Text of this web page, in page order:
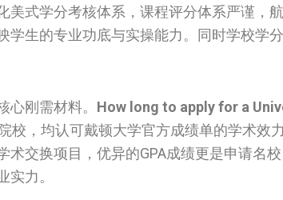
式学分考核体系，课程评分体系严谨，
生的专业功底与实操能力。同时学校学
刚需材料。 How long to apply for a
校，均认可戴顿大学官方成绩单的学术效
交换项目，优异的GPA成绩更是申请名
力。